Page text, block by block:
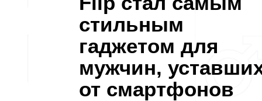
стильным
гаджетом для
мужчин,
от смартфонов